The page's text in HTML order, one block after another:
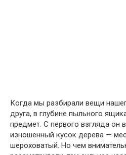
Когда мы разбирали вещи
друга, в глубине пыльного
предмет. С первого взгляда он
изношенный кусок дерева —
шероховатый. Но чем